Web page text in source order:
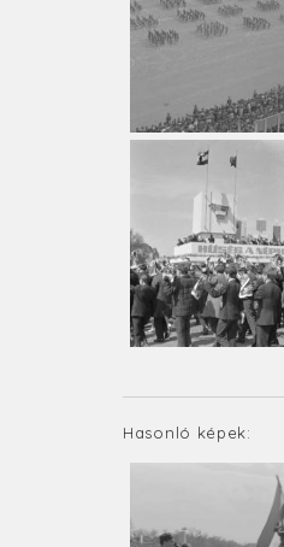
Hasonló képek: